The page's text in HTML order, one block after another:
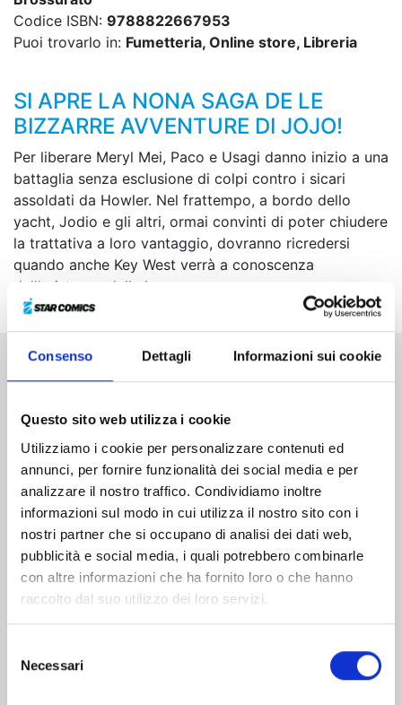
Consenso Dettagli Informazioni sui cookie
Questo sito web utilizza i cookie
Utilizziamo i cookie per personalizzare contenuti ed
annunci, per fornire funzionalità dei social media e per
analizzare il nostro traffico. Condividiamo inoltre
informazioni sul modo in cui utilizza il nostro sito con i
nostri partner che si occupano di analisi dei dati web,
pubblicità e social media, i quali potrebbero combinarle
con altre informazioni che ha fornito loro o che hanno
raccolto dal suo utilizzo dei loro servizi.
delNecessari
Codice ISBN: 9788822667953
Puoi trovarlo in: Fumetteria, Online store, Libreria
SI APRE LA NONA SAGA DE LE
BIZZARRE AVVENTURE DI JOJO!
Per liberare Meryl Mei, Paco e Usagi danno inizio a una
battaglia senza esclusione di colpi contro i sicari
assoldati da Howler. Nel frattempo, a bordo dello
yacht, Jodio e gli altri, ormai convinti di poter chiudere
la trattativa a loro vantaggio, dovranno ricredersi
quando anche Key West verrà a conoscenza
dell’esistenza della lava...
Altri volumi della serie